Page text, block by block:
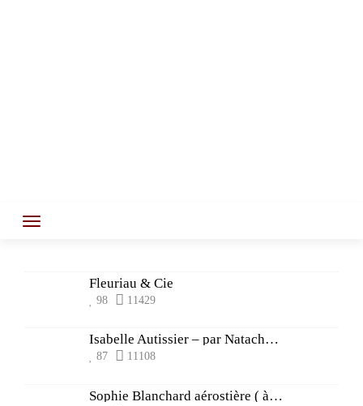
Fleuriau & Cie
98 11429
Isabelle Autissier – par Natacha Ratto
87 11108
Sophie Blanchard aérostière ( à Yves -17)